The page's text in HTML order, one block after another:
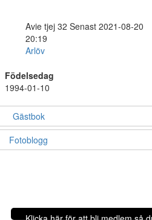
Avie tjej 32 Senast 2021-08-20
20:19
Arlöv
Födelsedag
1994-01-10
Gästbok
Fotoblogg